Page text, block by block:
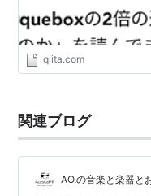
qiita.com
関連ブログ
AO.の音楽と楽器と